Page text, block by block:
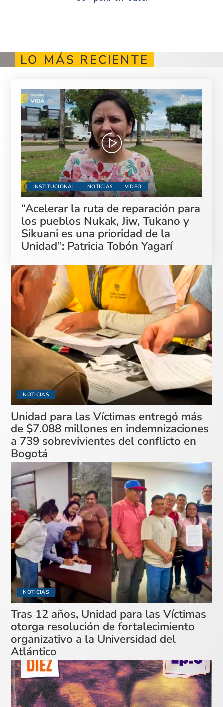
LO MÁS RECIENTE
INSTITUCIONAL NOTICIAS VIDEO
“Acelerar la ruta de reparación para
los pueblos Nukak, Jiw, Tukano y
Sikuani es una prioridad de la
Unidad”: Patricia Tobón Yagarí
NOTICIAS
Unidad para las Víctimas entregó más
de $7.088 millones en indemnizaciones
a 739 sobrevivientes del conflicto en
Bogotá
NOTICIAS
Tras 12 años, Unidad para las Víctimas
otorga resolución de fortalecimiento
organizativo a la Universidad del
Atlántico